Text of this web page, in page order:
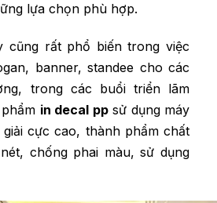
lựa chọn phù hợp.
cũng rất phổ biến trong việc
banner, standee cho các
trong các buổi triển lãm
in decal ppsử dụng máy
cực cao, thành phẩm chất
chống phai màu, sử dụng